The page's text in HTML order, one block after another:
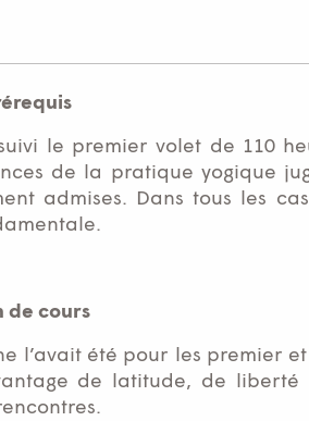
le premier volet de 110
de la pratique yogique
admises. Dans tous les
de cours
l’avait été pour les premier
de latitude, de